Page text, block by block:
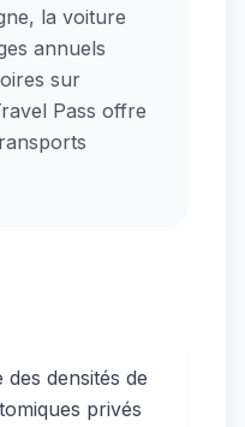
la voiture
annuels
sur
Pass offre
densités de
privés